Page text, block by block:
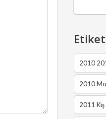
2010
2010
2011